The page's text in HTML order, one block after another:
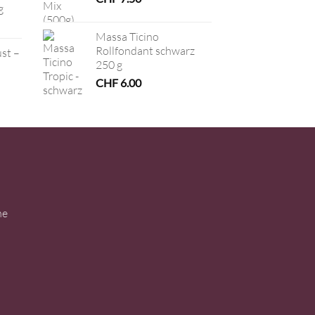
–
Massa Ticino
Rollfondant schwarz
250 g
CHF6.00